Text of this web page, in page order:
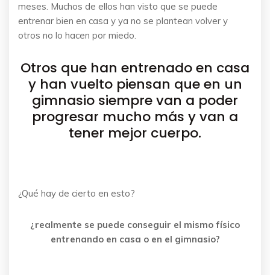
meses. Muchos de ellos han visto que se puede
entrenar bien en casa y ya no se plantean volver y
otros no lo hacen por miedo.
Otros que han entrenado en casa
y han vuelto piensan que en un
gimnasio siempre van a poder
progresar mucho más y van a
tener mejor cuerpo.
¿Qué hay de cierto en esto?
¿realmente se puede conseguir el mismo físico
entrenando en casa o en el gimnasio?